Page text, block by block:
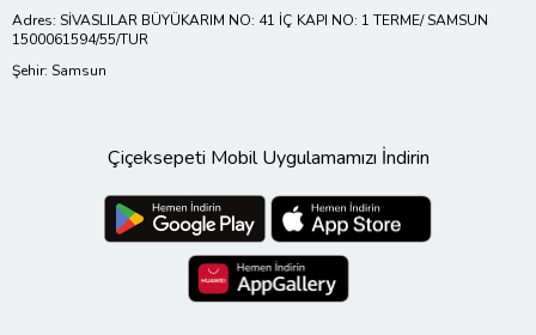
Adres: SİVASLILAR BÜYÜKARIM NO: 41 İÇ KAPI NO: 1 TERME/ SAMSUN
1500061594/55/TUR
Şehir: Samsun
Çiçeksepeti Mobil Uygulamamızı İndirin